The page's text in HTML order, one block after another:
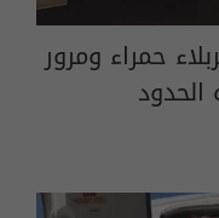
حمراء ومرور